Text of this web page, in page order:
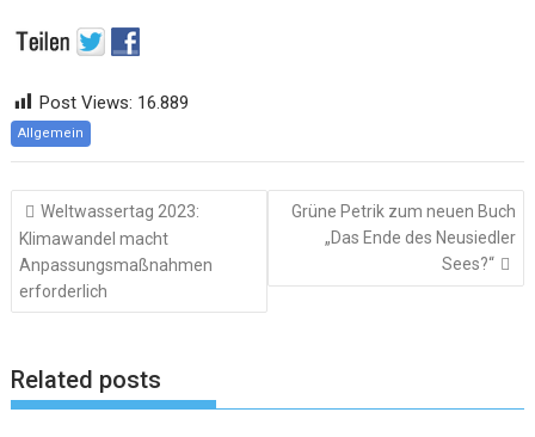
Post Views: 16.889
Allgemein
Beitragsnavigation
Weltwassertag 2023:
Klimawandel macht
Anpassungsmaßnahmen
erforderlich
Grüne Petrik zum neuen Buch
„Das Ende des Neusiedler
Sees?“
Related posts